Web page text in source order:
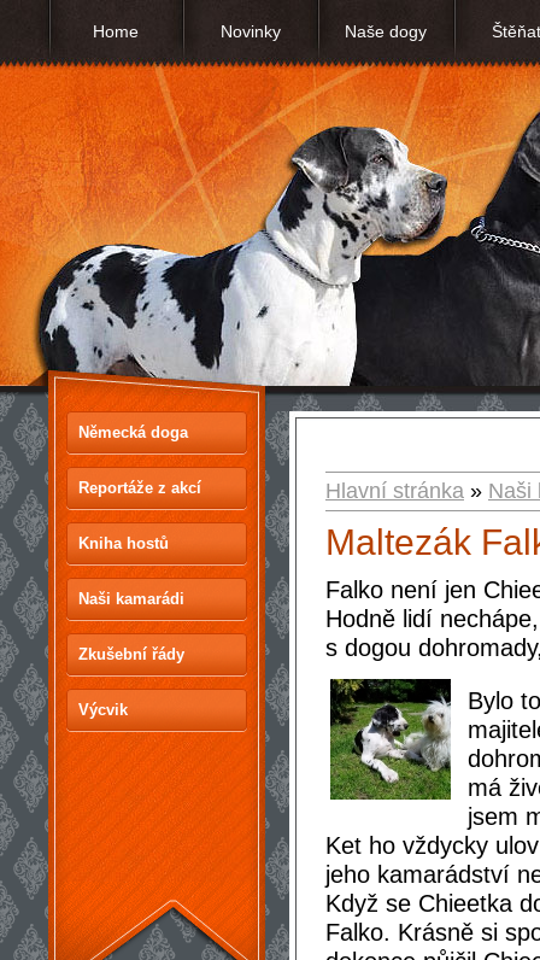
Home Novinky Naše dogy
Německá doga
Reportáže z akcí
Kniha hostů
Naši kamarádi
Zkušební řády
Výcvik
Hlavní stránka » Naši
Maltezák
Falko není jen
Hodně lidí
s dogou
Bylo
má
jsem
Ket ho vždycky
jeho kamarádství
Když se Chieetka
Falko. Krásně si